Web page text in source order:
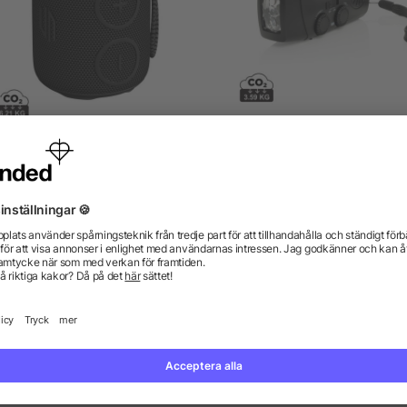
Vitamin Palmdale 16W
IPX7 RCS rplast
från 501,21 kr från 109,89 kr
Vi har svaren.